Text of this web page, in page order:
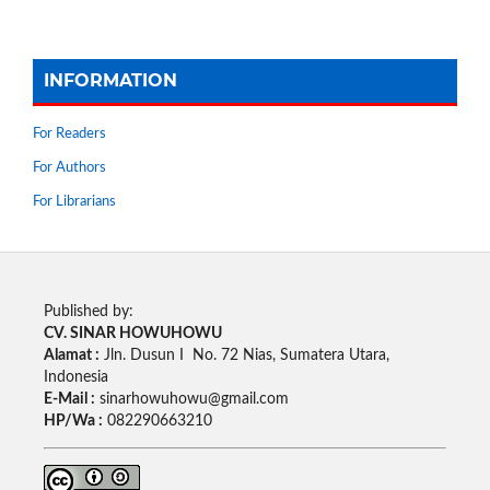
INFORMATION
For Readers
For Authors
For Librarians
Published by:
CV. SINAR HOWUHOWU
Alamat : Jln. Dusun I No. 72 Nias, Sumatera Utara,
Indonesia
E-Mail : sinarhowuhowu@gmail.com
HP/Wa : 082290663210